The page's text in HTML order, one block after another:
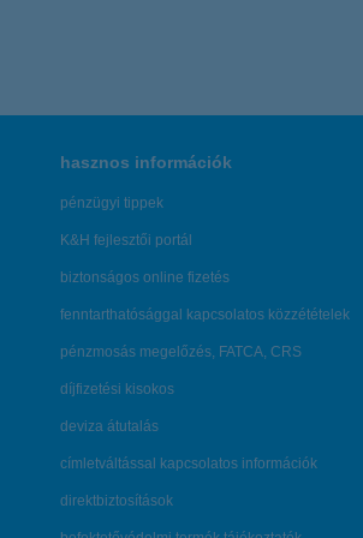
hasznos információk
pénzügyi tippek
K&H fejlesztői portál
biztonságos online fizetés
fenntarthatósággal kapcsolatos közzétételek
pénzmosás megelőzés, FATCA, CRS
díjfizetési kisokos
deviza átutalás
címletváltással kapcsolatos információk
direktbiztosítások